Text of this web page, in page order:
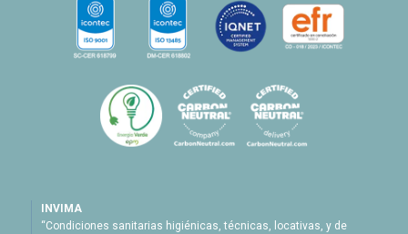
INVIMA
“Condiciones sanitarias higiénicas, técnicas, locativas, y de